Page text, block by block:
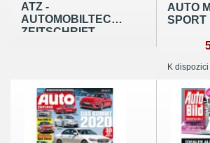
ATZ -
AUTOMOBILTECHNISCHE
ZEITSCHRIFT
AUTO
SPORT
K dispozici